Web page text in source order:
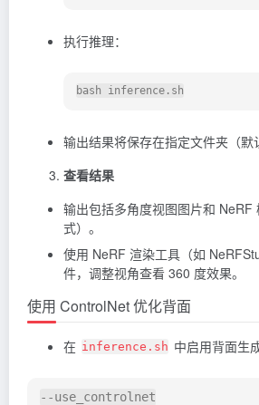
执行推理：
输出结果将保存在指定文件夹（默
查看结果
输出包括多角度视图图片和 NeRF
式）。
使用 NeRF 渲染工具（如
件，调整视角查看 360 度效果。
使用 ControlNet 优化背面
在 inference.sh 中启用背面生